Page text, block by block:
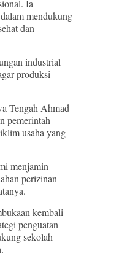
Ia
mendukung
dan
industrial
produksi
Tengah Ahmad
pemerintah
usaha yang
menjamin
perizinan
kembali
penguatan
sekolah